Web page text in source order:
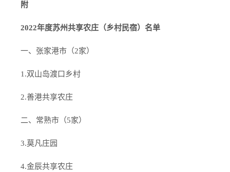
附
2022年度苏州共享农庄（乡村民宿）名单
一、张家港市（2家）
1.双山岛渡口乡村
2.善港共享农庄
二、常熟市（5家）
3.莫凡庄园
4.金辰共享农庄